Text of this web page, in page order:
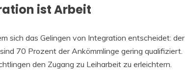
ist Arbeit
sich das Gelingen von Integration entscheidet: der
70 Prozent der Ankömmlinge gering qualifiziert.
den Zugang zu Leiharbeit zu erleichtern.